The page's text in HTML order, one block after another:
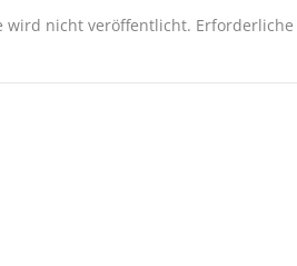
wird nicht veröffentlicht.